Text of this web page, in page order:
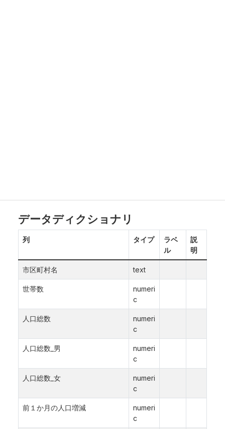
データディクショナリ
列 タイプ
ラベ
ル
説
明
市区町村名 text
世帯数
numeri
c
人口総数
numeri
c
人口総数_男
numeri
c
人口総数_女
numeri
c
前１か月の人口増減
numeri
c